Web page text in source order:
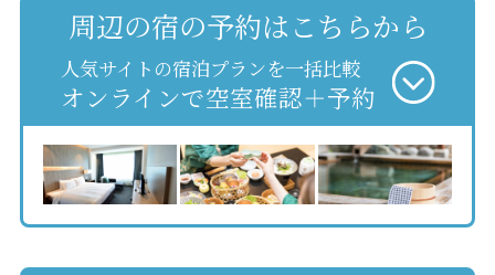
周辺の宿の予約はこちらから
人気サイトの宿泊プランを一括比較
オンラインで空室確認＋予約